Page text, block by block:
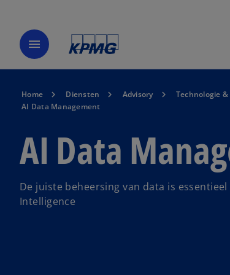
menu
Home Diensten Advisory Technologie &
AI Data Management
AI Data
De juiste beheersing van data is
Intelligence